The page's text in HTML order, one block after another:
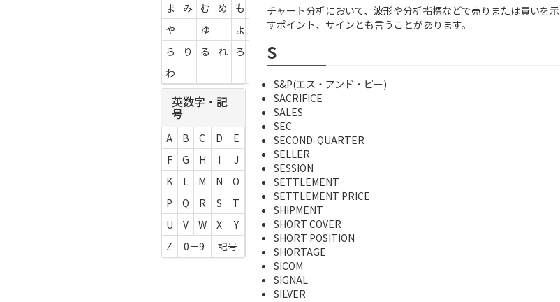
チャート分析において、波形や分析指標などで売りまたは買いを示
すポイント、サインとも言うことがあります。
s
S&P(エス・アンド・ピー)
SACRIFICE
SALES
SEC
SECOND-QUARTER
SELLER
SESSION
SETTLEMENT
SETTLEMENT PRICE
SHIPMENT
SHORT COVER
SHORT POSITION
SHORTAGE
SICOM
SIGNAL
SILVER
ま
み む め
も
や
ゆ
よ
ら
り る れ
ろ
わ
英数字・記
号
A B C D
E
F
G H I
J
K
L M N
O
P
Q R S
T
U
V W X
Y
Z
0－9 記号